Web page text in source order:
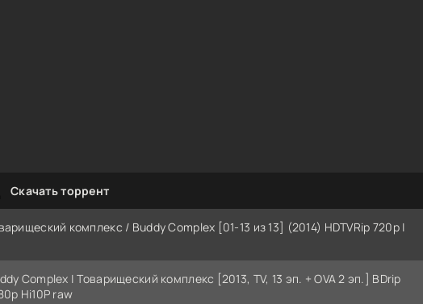
Скачать торрент
комплекс / Buddy Complex [01-13 из 13] (2014) HDTVRip 720p |
Complex | Товарищеский комплекс [2013, TV, 13 эп. + OVA 2 эп.] BDrip
Hi10P raw